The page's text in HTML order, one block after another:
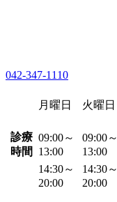
042-347-1110
月曜日 火曜日
診療
時間
09:00～
13:00
09:00～
13:00
14:30～
20:00
14:30～
20:00